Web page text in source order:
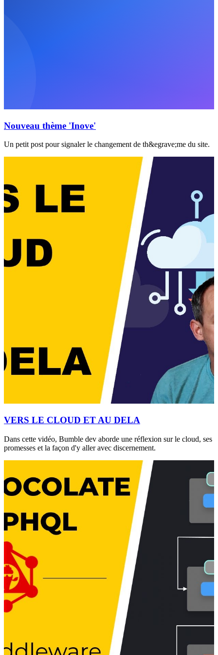
Nouveau thème 'Inove'
Un petit post pour signaler le changement de th&egrave;me du site.
VERS LE CLOUD ET AU DELA
Dans cette vidéo, Bumble dev aborde une réflexion sur le cloud, ses
promesses et la façon d'y aller avec discernement.